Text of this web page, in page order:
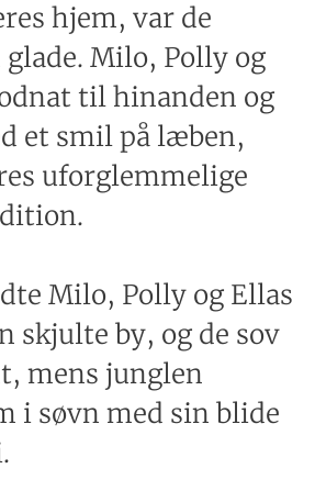
hjem, var de
Milo, Polly og
til hinanden og
et smil på læben,
uforglemmelige
Milo, Polly og Ellas
skjulte by, og de sov
mens junglen
i søvn med sin blide